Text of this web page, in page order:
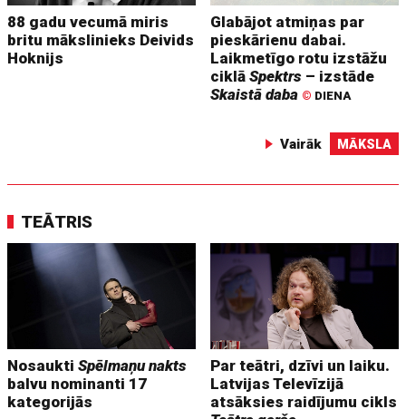
88 gadu vecumā miris
britu mākslinieks Deivids
Hoknijs
Glabājot atmiņas par
pieskārienu dabai.
Laikmetīgo rotu izstāžu
ciklāSpektrs – izstāde
Skaistā daba © DIENA
Vairāk MĀKSLA
TEĀTRIS
NosauktiSpēlmaņu nakts
balvu nominanti 17
kategorijās
Par teātri, dzīvi un laiku.
Latvijas Televīzijā
atsāksies raidījumu cikls